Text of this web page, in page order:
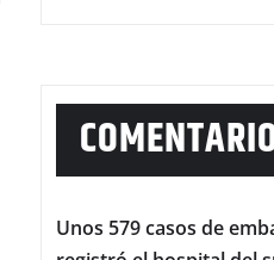
Unos 579 casos de